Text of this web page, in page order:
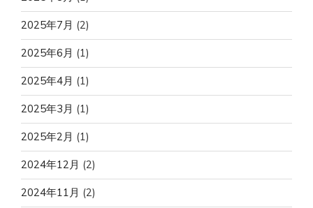
2025年7月 (2)
2025年6月 (1)
2025年4月 (1)
2025年3月 (1)
2025年2月 (1)
2024年12月 (2)
2024年11月 (2)